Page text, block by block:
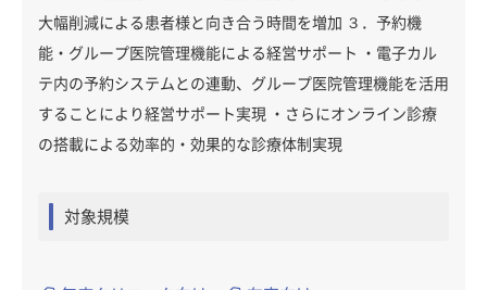
大幅削減による患者様と向き合う時間を増加 ３．予約機
能・グループ医院管理機能による経営サポート ・電子カル
テ内の予約システムとの連動、グループ医院管理機能を活用
することにより経営サポート実現 ・さらにオンライン診療
の搭載による効率的・効果的な診療体制実現
対象規模